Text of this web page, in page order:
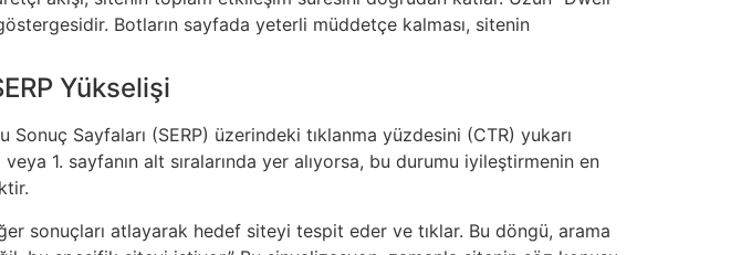
Botların sayfada yeterli müddetçe kalması, sitenin
Yükselişi
Sayfaları (SERP) üzerindeki tıklanma yüzdesini (CTR) yukarı
1. sayfanın alt sıralarında yer alıyorsa, bu durumu iyileştirmenin en
sonuçları atlayarak hedef siteyi tespit eder ve tıklar. Bu döngü, arama